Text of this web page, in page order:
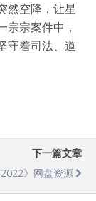
然空降，让星
宗案件中，
守着司法、道
下一篇文章
2022》网盘资源